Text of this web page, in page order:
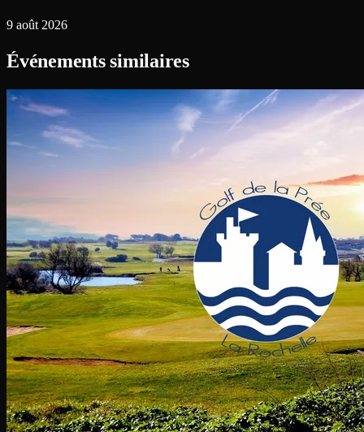
9 août 2026
Événements similaires